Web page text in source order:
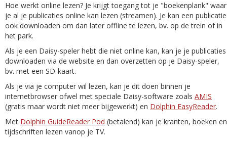
Hoe werkt online lezen? Je krijgt toegang tot je "boekenplank" waar
je al je publicaties online kan lezen (streamen). Je kan een publicatie
ook downloaden om dan later offline te lezen, bv. op de trein of in
het park.
Als je een Daisy-speler hebt die niet online kan, kan je je publicaties
downloaden via de website en dan overzetten op je Daisy-speler,
bv. met een SD-kaart.
Als je via je computer wil lezen, kan je dit doen binnen je
internetbrowser ofwel met speciale Daisy-software zoals AMIS
(gratis maar wordt niet meer bijgewerkt) en Dolphin EasyReader.
Met Dolphin GuideReader Pod (betalend) kan je kranten, boeken en
tijdschriften lezen vanop je TV.